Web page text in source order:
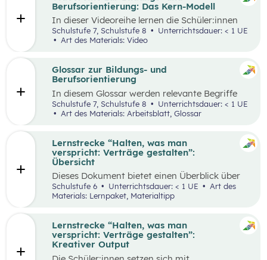
ihren Lernprozess zu übernehmen.
Berufsorientierung: Das Kern-Modell
In dieser Videoreihe lernen die Schüler:innen
wie sie selbstbewusst auftreten, authentisch
wirken und gleichzeitig Menschen von sich
Schulstufe 7, Schulstufe 8
Unterrichtsdauer: < 1 UE
Art des Materials: Video
Glossar zur Bildungs- und
Berufsorientierung
In diesem Glossar werden relevante Begriffe
zum Thema „Bildungs- und Berufsorientierung“
erklärt. Zusätzlich gibt es Arbeitsblätter zu
Schulstufe 7, Schulstufe 8
Unterrichtsdauer: < 1 UE
Art des Materials: Arbeitsblatt, Glossar
Lernstrecke “Halten, was man
verspricht: Verträge gestalten”:
Übersicht
Dieses Dokument bietet einen Überblick über
alle Materialien, die für die Lerntrecke “Halten,
was man verspricht – Verträge gestalten” für
Schulstufe 6 Unterrichtsdauer: < 1 UE
Materials: Lernpaket, Materialtipp
Lernstrecke “Halten, was man
verspricht: Verträge gestalten”:
Kreativer Output